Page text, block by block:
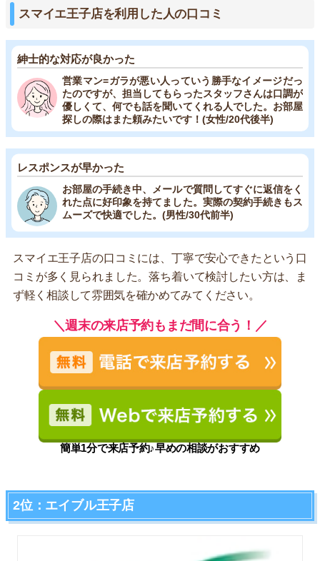
スマイエ王子店を利用した人の口コミ
紳士的な対応が良かった
営業マン=ガラが悪い人っていう勝手なイメージだっ
たのですが、担当してもらったスタッフさんは口調が
優しくて、何でも話を聞いてくれる人でした。お部屋
探しの際はまた頼みたいです！(女性/20代後半)
レスポンスが早かった
お部屋の手続き中、メールで質問してすぐに返信をく
れた点に好印象を持てました。実際の契約手続きもス
ムーズで快適でした。(男性/30代前半)
スマイエ王子店の口コミには、丁寧で安心できたという口
コミが多く見られました。落ち着いて検討したい方は、ま
ず軽く相談して雰囲気を確かめてみてください。
＼週末の来店予約もまだ間に合う！／
簡単1分で来店予約♪早めの相談がおすすめ
2位：エイブル王子店